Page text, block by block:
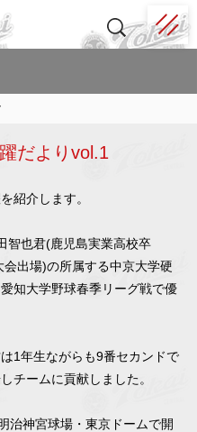
だよりvol.1
紹介します。
智也君(鹿児島実業高校卒
会出場)の所属する中京大学硬
知大学野球春季リーグ戦で優
1年生ながらも9番セカンドで
チームに貢献しました。
治神宮球場・東京ドームで開